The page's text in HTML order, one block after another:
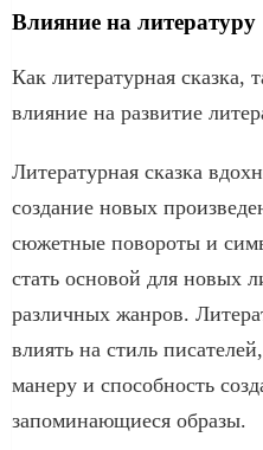
Влияние на литературу
Как литературная сказка,
влияние на развитие
Литературная сказка
создание новых
сюжетные повороты и
стать основой для новых
различных жанров.
влиять на стиль
манеру и способность
запоминающиеся образы.